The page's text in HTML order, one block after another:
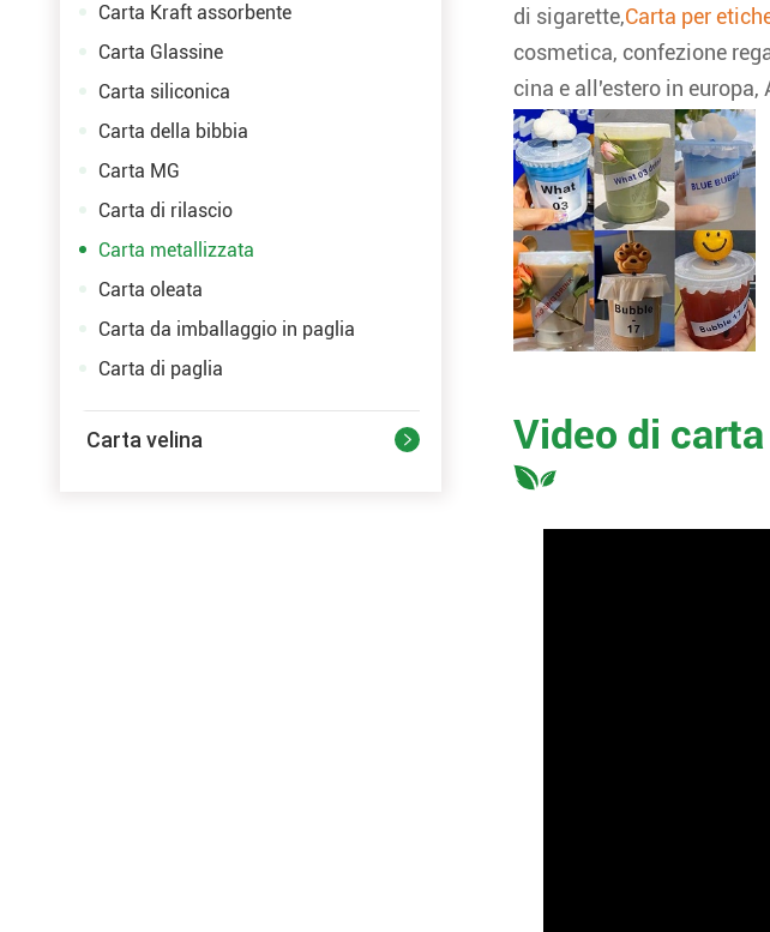
Carta Kraft assorbente
Carta Glassine
Carta siliconica
Carta della bibbia
Carta MG
Carta di rilascio
Carta metallizzata
Carta oleata
Carta da imballaggio in paglia
Carta di paglia
Carta velina 
di sigarette,Carta per
cosmetica, confezione
cina e all'estero in europa,
Video di